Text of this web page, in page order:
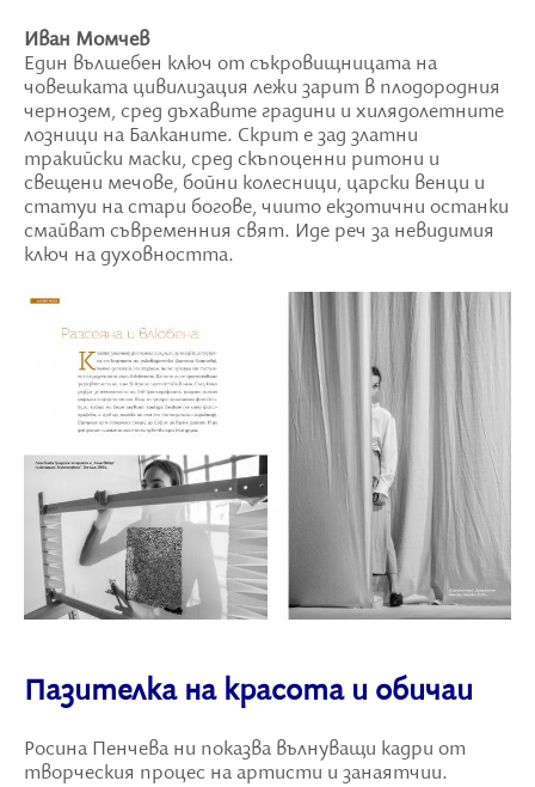
Иван Момчев
Един вълшебен ключ от съкровищницата на
човешката цивилизация лежи зарит в плодородния
чернозем, сред дъхавите градини и хилядолетните
лозници на Балканите. Скрит е зад златни
тракийски маски, сред скъпоценни ритони и
свещени мечове, бойни колесници, царски венци и
статуи на стари богове, чиито екзотични останки
смайват съвременния свят. Иде реч за невидимия
ключ на духовността.
Пазителка на красота и обичаи
Росина Пенчева ни показва вълнуващи кадри от
творческия процес на артисти и занаятчии.